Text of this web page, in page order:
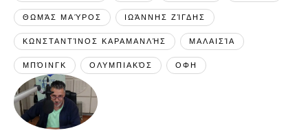
ΘΩΜΆΣ ΜΑΎΡΟΣ ΙΩΆΝΝΗΣ ΖΊΓΔΗΣ
ΚΩΝΣΤΑΝΤΊΝΟΣ ΚΑΡΑΜΑΝΛΉΣ ΜΑΛΑΙΣΊΑ
ΜΠΌΙΝΓΚ ΟΛΥΜΠΙΑΚΌΣ ΟΦΗ